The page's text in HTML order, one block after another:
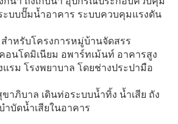
ะบบปั๊มน้ำอาคาร ระบบควบคุมแรงดัน
ำหรับโครงการหมู่บ้านจัดสรร
อนโดมิเนียม อพาร์ทเม้นท์ อาคารสูง
รม โรงพยาบาล โดยช่างประปามือ
าภิบาล เดินท่อระบบน้ำทิ้ง น้ำเสีย ถัง
บัดน้ำเสียในอาคาร